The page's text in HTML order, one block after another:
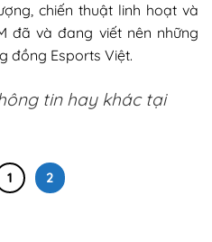
chiến thuật linh hoạt và
đã và đang viết nên những
đồng Esports Việt.
tin hay khác tại
1 2